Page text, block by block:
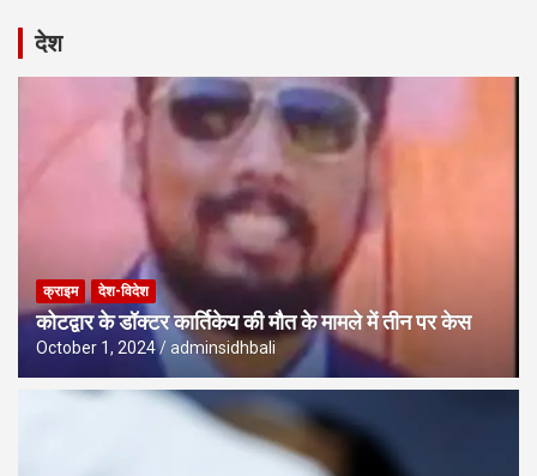
देश
क्राइम देश-विदेश
कोटद्वार के डॉक्टर कार्तिकेय की मौत के मामले में तीन पर केस
October 1, 2024 adminsidhbali